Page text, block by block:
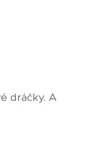
dráčky. A